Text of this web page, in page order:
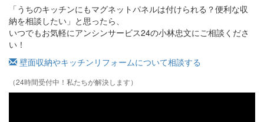
「うちのキッチンにもマグネットパネルは付けられる？便利な収
納を相談したい」と思ったら、
いつでもお気軽にアンシンサービス24の小林忠文にご相談くださ
い！
壁面収納やキッチンリフォームについて相談する
（24時間受付中！私たちが解決します）